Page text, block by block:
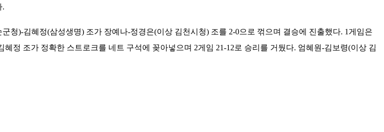
.
청)-김혜정(삼성생명) 조가 장예나-정경은(이상 김천시청) 조를 2-0으로 꺾으며 결승에 진출했다. 1게임은
정 조가 정확한 스트로크를 네트 구석에 꽂아넣으며 2게임 21-12로 승리를 거뒀다. 엄혜원-김보령(이상 김